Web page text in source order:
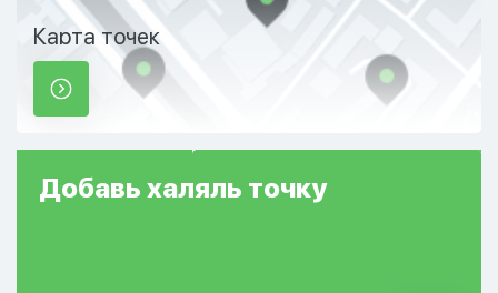
Карта точек
Добавь халяль точку